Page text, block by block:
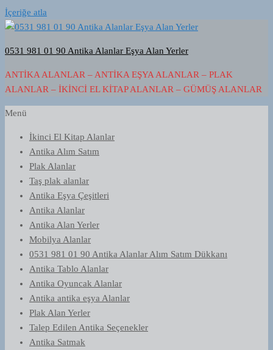
İçeriğe atla
0531 981 01 90 Antika Alanlar Eşya Alan Yerler
ANTIKA ALANLAR – ANTIKA EŞYA ALANLAR – PLAK
ALANLAR – İKINCI EL KITAP ALANLAR – GÜMÜŞ ALANLAR
Menü
İkinci El Kitap Alanlar
Antika Alım Satım
Plak Alanlar
Taş plak alanlar
Antika Eşya Çeşitleri
Antika Alanlar
Antika Alan Yerler
Mobilya Alanlar
0531 981 01 90 Antika Alanlar Alım Satım Dükkanı
Antika Tablo Alanlar
Antika Oyuncak Alanlar
Antika antika eşya Alanlar
Plak Alan Yerler
Talep Edilen Antika Seçenekler
Antika Satmak